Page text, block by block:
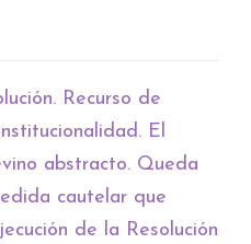
Recurso de
El
abstracto. Queda
cautelar que
de la Resolución